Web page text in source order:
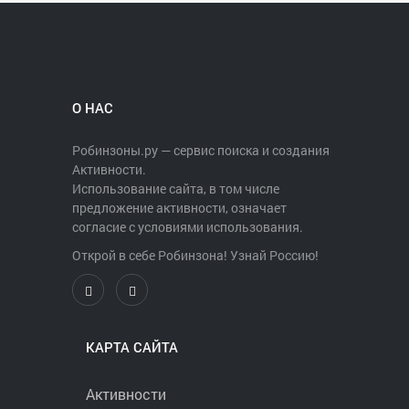
Регистрация участников «голого
Планируется, что заезды стартуют в
13.00-14.00. Подробности проведения
горнолыжного карнавала можно
найти в группе комплекса во
«Вконтакте»
https://vk.com/evolution36.
Автор: Антонина СВЕТЛОВА
О НАС
Робинзоны.ру — сервис поиска и создания
Активности.
Использование сайта, в том числе
предложение активности, означает
согласие с условиями использования.
Открой в себе Робинзона! Узнай Россию!
КАРТА САЙТА
Активности